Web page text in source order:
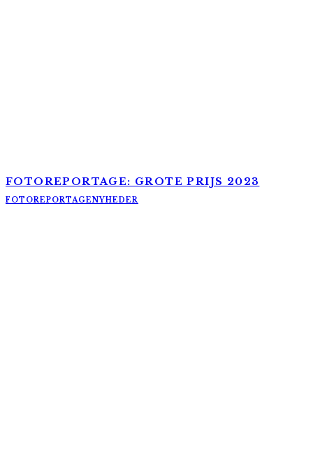
FOTOREPORTAGE: GROTE PRIJS 2023
FOTOREPORTAGENYHEDER